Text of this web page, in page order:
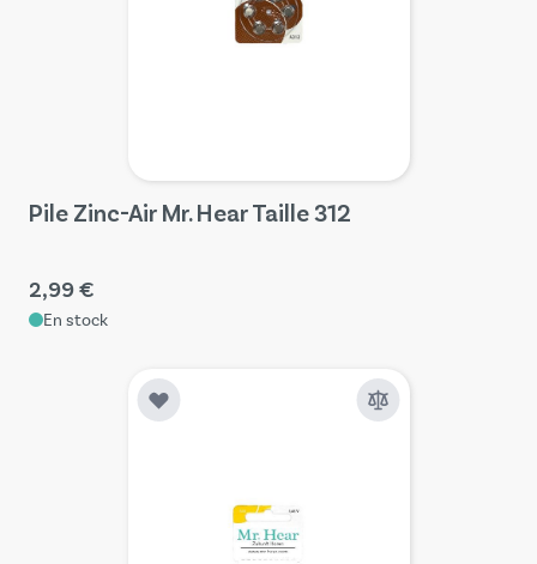
Pile Zinc-Air Mr. Hear Taille 312
2,99 €
En stock